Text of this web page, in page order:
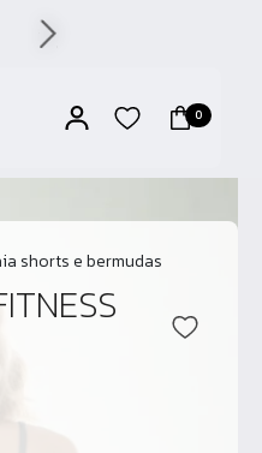
0
shorts e bermudas